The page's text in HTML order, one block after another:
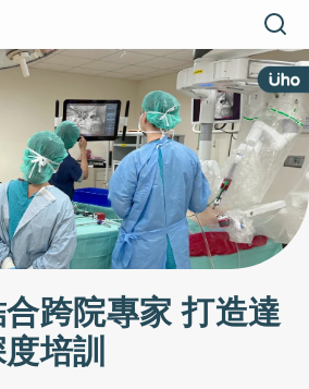
跨院專家 打造達
培訓